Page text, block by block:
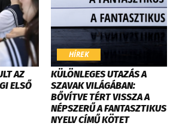
AZ
ELSŐ
HÍREK
KÜLÖNLEGES UTAZÁS A
SZAVAK VILÁGÁBAN:
BŐVÍTVE TÉRT VISSZA A
NÉPSZERŰ A FANTASZTIKUS
NYELV CÍMŰ KÖTET